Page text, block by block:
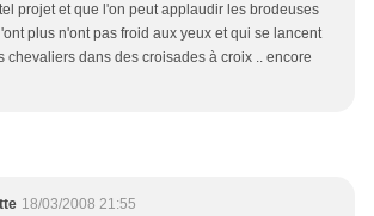
projet et que l'on peut applaudir les brodeuses
plus n'ont pas froid aux yeux et qui se lancent
chevaliers dans des croisades à croix .. encore
18/03/2008 21:55